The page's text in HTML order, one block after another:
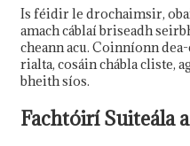
Is féidir le drochaimsir,
amach cáblaí briseadh
cheann acu. Coinníonn
rialta, cosáin chábla cliste,
bheith síos.
Fachtóirí Suiteála